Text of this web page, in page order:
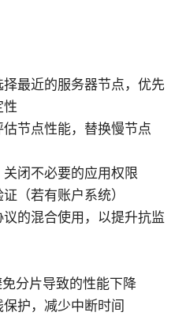
最近的服务器节点，优先
性
节点性能，替换慢节点
闭不必要的应用权限
（若有账户系统）
的混合使用，以提升抗监
分片导致的性能下降
护，减少中断时间